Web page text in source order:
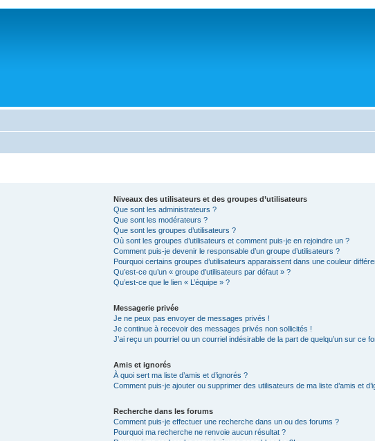
Niveaux des utilisateurs et des groupes d’utilisateurs
Que sont les administrateurs ?
Que sont les modérateurs ?
Que sont les groupes d’utilisateurs ?
Où sont les groupes d’utilisateurs et comment puis-je en rejoindre un ?
Comment puis-je devenir le responsable d’un groupe d’utilisateurs ?
Pourquoi certains groupes d’utilisateurs apparaissent dans une couleur
Qu’est-ce qu’un « groupe d’utilisateurs par défaut » ?
Qu’est-ce que le lien « L’équipe » ?
Messagerie privée
Je ne peux pas envoyer de messages privés !
Je continue à recevoir des messages privés non sollicités !
J’ai reçu un pourriel ou un courriel indésirable de la part de quelqu’un sur ce
Amis et ignorés
À quoi sert ma liste d’amis et d’ignorés ?
Comment puis-je ajouter ou supprimer des utilisateurs de ma liste d’amis et
Recherche dans les forums
Comment puis-je effectuer une recherche dans un ou des forums ?
Pourquoi ma recherche ne renvoie aucun résultat ?